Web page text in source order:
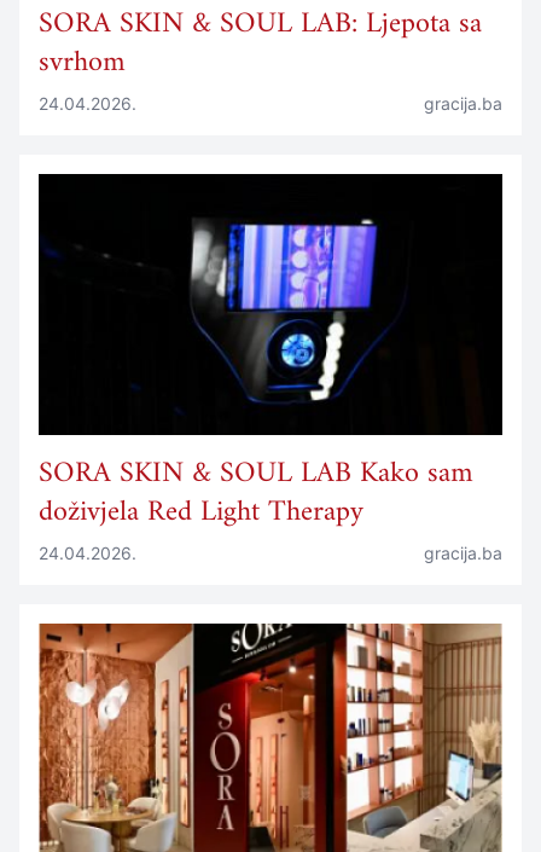
SORA SKIN & SOUL LAB: Ljepota sa
svrhom
24.04.2026. gracija.ba
SORA SKIN & SOUL LAB Kako sam
doživjela Red Light Therapy
24.04.2026. gracija.ba